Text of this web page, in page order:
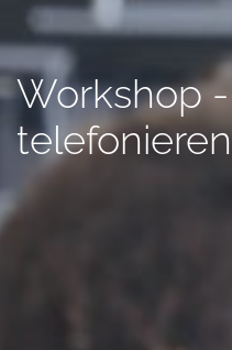
Workshop
telefonieren